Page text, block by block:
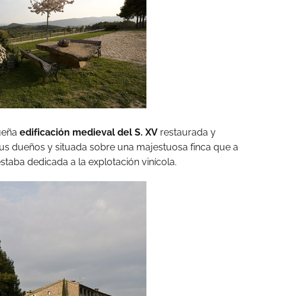
edificación medieval del S. XV restaurada y
dueños y situada sobre una majestuosa finca que a
dedicada a la explotación vinícola.